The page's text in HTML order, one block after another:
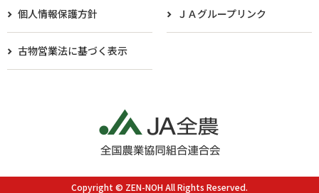
個人情報保護方針 ＪＡグループリンク
古物営業法に基づく表示
Copyright © ZEN-NOH All Rights Reserved.